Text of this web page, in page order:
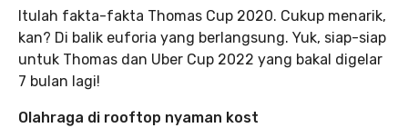
Itulah fakta-fakta Thomas Cup 2020. Cukup menarik,
kan? Di balik euforia yang berlangsung. Yuk, siap-siap
untuk Thomas dan Uber Cup 2022 yang bakal digelar
7 bulan lagi!
Olahraga di rooftop nyaman kost